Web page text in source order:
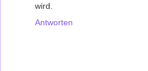
wird.
Antworten